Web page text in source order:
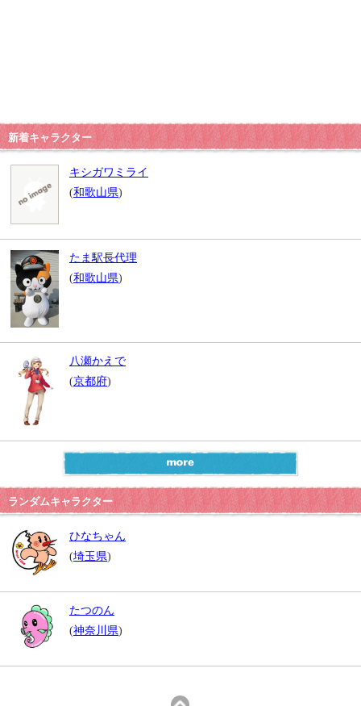
新着キャラクター
キシガワミライ
(和歌山県)
たま駅長代理
(和歌山県)
八瀬かえで
(京都府)
ランダムキャラクター
ひなちゃん
(埼玉県)
たつのん
(神奈川県)